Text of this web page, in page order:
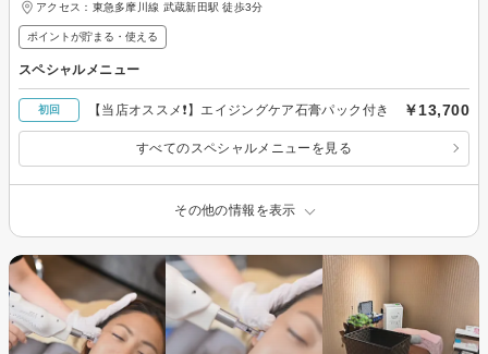
アクセス：東急多摩川線 武蔵新田駅 徒歩3分
ポイントが貯まる・使える
スペシャルメニュー
初回 【当店オススメ❗️】エイジングケア石膏パック付き ￥13,700
すべてのスペシャルメニューを見る
その他の情報を表示